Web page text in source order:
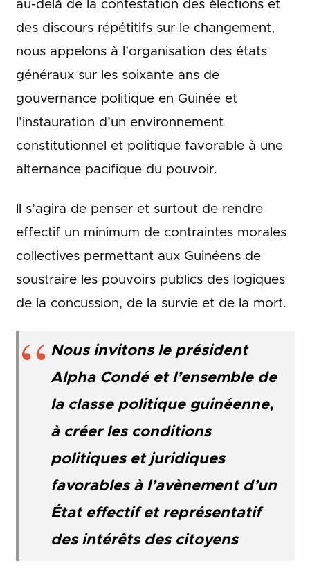
au-delà de la contestation des élections et
des discours répétitifs sur le changement,
nous appelons à l’organisation des états
généraux sur les soixante ans de
gouvernance politique en Guinée et
l’instauration d’un environnement
constitutionnel et politique favorable à une
alternance pacifique du pouvoir.
Il s’agira de penser et surtout de rendre
effectif un minimum de contraintes morales
collectives permettant aux Guinéens de
soustraire les pouvoirs publics des logiques
de la concussion, de la survie et de la mort.
Nous invitons le président
Alpha Condé et l’ensemble de
la classe politique guinéenne,
à créer les conditions
politiques et juridiques
favorables à l’avènement d’un
État effectif et représentatif
des intérêts des citoyens